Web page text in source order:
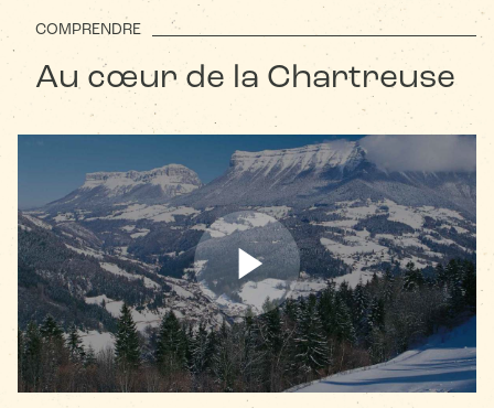
COMPRENDRE
Au cœur de la Chartreuse